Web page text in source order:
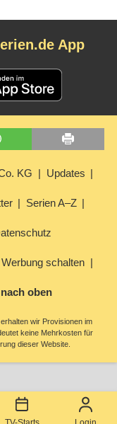
App
KG Updates
Serien A–Z
Werbung schalten
oben
wir Provisionen im
keine Mehrkosten für
dieser Website.